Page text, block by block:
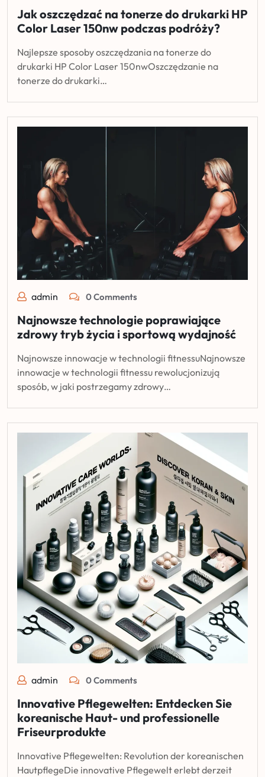
Jak oszczędzać na tonerze do drukarki HP
Color Laser 150nw podczas podróży?
Najlepsze sposoby oszczędzania na tonerze do
drukarki HP Color Laser 150nwOszczędzanie na
tonerze do drukarki…
admin 0 Comments
Najnowsze technologie poprawiające
zdrowy tryb życia i sportową wydajność
Najnowsze innowacje w technologii fitnessuNajnowsze
innowacje w technologii fitnessu rewolucjonizują
sposób, w jaki postrzegamy zdrowy…
admin 0 Comments
Innovative Pflegewelten: Entdecken Sie
koreanische Haut- und professionelle
Friseurprodukte
Innovative Pflegewelten: Revolution der koreanischen
HautpflegeDie innovative Pflegewelt erlebt derzeit